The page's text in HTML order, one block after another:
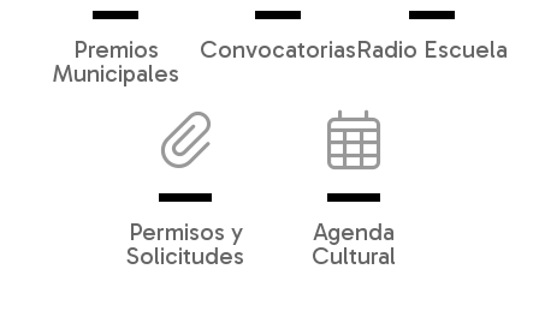
Premios
Municipales
ConvocatoriasRadio Escuela
Permisos y
Solicitudes
Agenda
Cultural